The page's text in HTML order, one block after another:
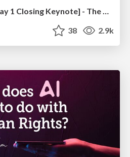
[Rails World 2023 - Day 1 Closing Keynote] - The Magic of Rails
38 2.9k